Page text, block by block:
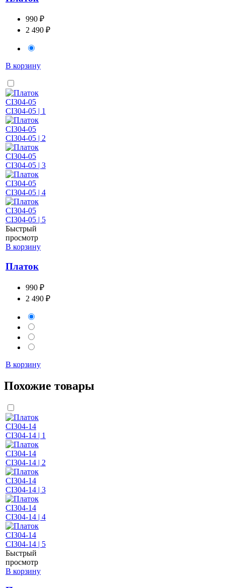
990 ₽
2 490 ₽
В корзину
Быстрый
просмотр
В корзину
Платок
990 ₽
2 490 ₽
В корзину
Похожие товары
Быстрый
просмотр
В корзину